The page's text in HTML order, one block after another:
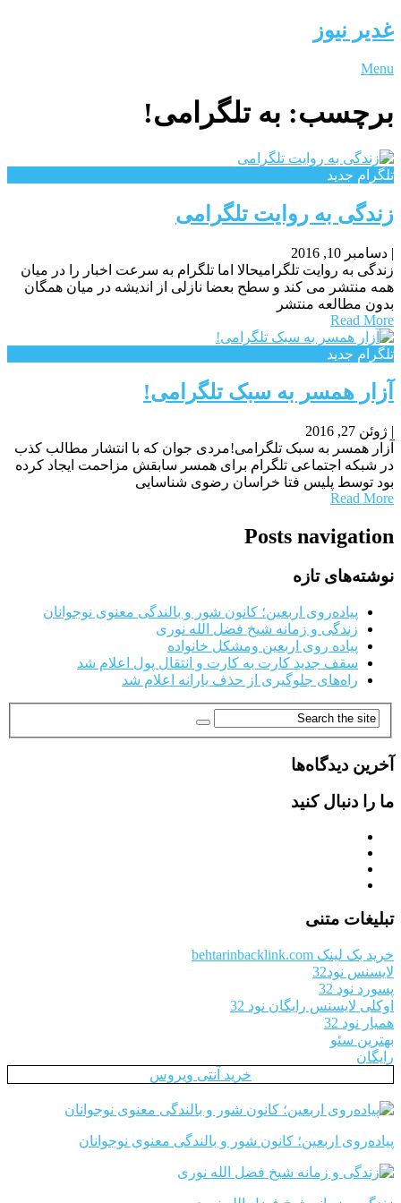
غدیر نیوز
Menu
برچسب: به تلگرامی!
تلگرام جدید
زندگی به روایت تلگرامی
| دسامبر 10, 2016
زندگی به روایت تلگرامیحالا اما تلگرام به سرعت اخبار را در میان
همه منتشر می کند و سطح بعضا نازلی از اندیشه در میان همگان
بدون مطالعه منتشر
Read More
تلگرام جدید
آزار همسر به سبک تلگرامی!
| ژوئن 27, 2016
آزار همسر به سبک تلگرامی!مردی جوان که با انتشار مطالب کذب
در شبکه اجتماعی تلگرام برای همسر سابقش مزاحمت ایجاد کرده
بود توسط پلیس فتا خراسان رضوی شناسایی
Read More
Posts navigation
نوشته‌های تازه
پیاده‌روی اربعین؛ کانون شور و بالندگی معنوی نوجوانان
زندگی و زمانه شیخ فضل الله نوری
پیاده روی اربعین ومشکل خانواده
سقف جدید کارت به کارت و انتقال پول اعلام شد
راه‌های جلوگیری از حذف یارانه اعلام شد
آخرین دیدگاه‌ها
ما را دنبال کنید
تبلیغات متنی
خرید بک لینک behtarinbacklink.com
لایسنس نود32
پسورد نود 32
اوکلی لایسنس رایگان نود 32
همیار نود 32
بهترین سئو
رایگان
خرید آنتی ویروس
پیاده‌روی اربعین؛ کانون شور و بالندگی معنوی نوجوانان